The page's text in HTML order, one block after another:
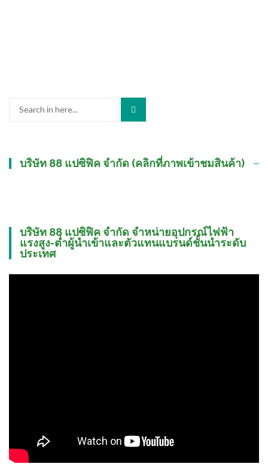
บริษัท 88 แปซิฟิค จำกัด (คลิกที่ภาพเข้าชมสินค้า)
บริษัท 88 แปซิฟิค จำกัด จำหน่ายอุปกรณ์ไฟฟ้า
แรงสูง-ต่ำผู้นำเข้าและตัวแทนแบรนด์ชั้นนำระดับ
ประเทศ